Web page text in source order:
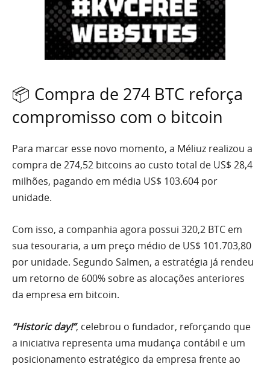
📦 Compra de 274 BTC reforça
compromisso com o bitcoin
Para marcar esse novo momento, a Méliuz realizou a
compra de 274,52 bitcoins ao custo total de US$ 28,4
milhões, pagando em média US$ 103.604 por
unidade.
Com isso, a companhia agora possui 320,2 BTC em
sua tesouraria, a um preço médio de US$ 101.703,80
por unidade. Segundo Salmen, a estratégia já rendeu
um retorno de 600% sobre as alocações anteriores
da empresa em bitcoin.
“Historic day!”, celebrou o fundador, reforçando que
a iniciativa representa uma mudança contábil e um
posicionamento estratégico da empresa frente ao